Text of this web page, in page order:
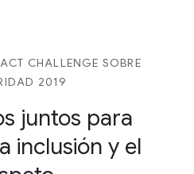
CHALLENGE SOBRE
2019
juntos para
inclusión y el